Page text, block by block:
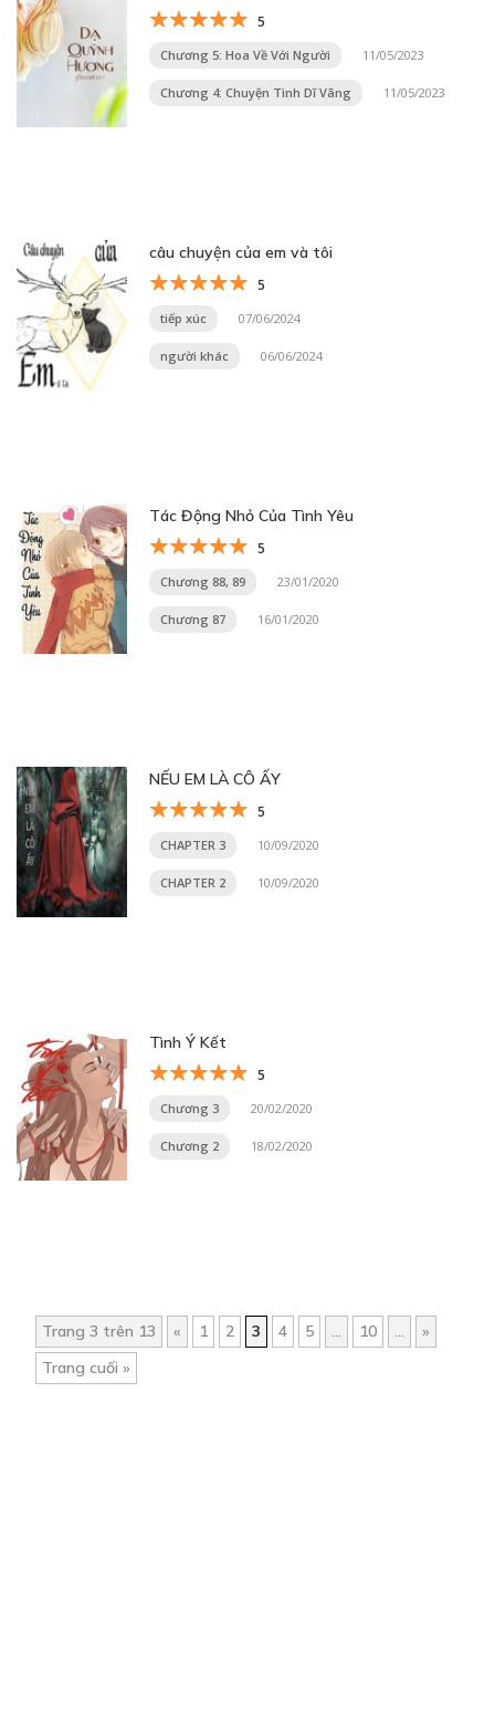
5
Chương 5: Hoa Về Với Người 11/05/2023
Chương 4: Chuyện Tình Dĩ Vãng 11/05/2023
câu chuyện của em và tôi
5
tiếp xúc 07/06/2024
người khác 06/06/2024
Tác Động Nhỏ Của Tình Yêu
5
Chương 88, 89 23/01/2020
Chương 87 16/01/2020
NẾU EM LÀ CÔ ẤY
5
CHAPTER 3 10/09/2020
CHAPTER 2 10/09/2020
Tình Ý Kết
5
Chương 3 20/02/2020
Chương 2 18/02/2020
Trang 3 trên 13 « 1 2 3 4 5 ... 10 ...
»
Trang cuối »